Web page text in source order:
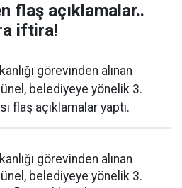
flaş açıklamalar..
iftira!
görevinden alınan
belediyeye yönelik 3.
flaş açıklamalar yaptı.
görevinden alınan
belediyeye yönelik 3.